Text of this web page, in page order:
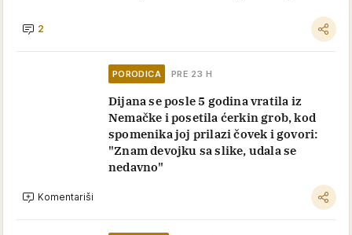
2
PORODICA PRE 23 H
Dijana se posle 5 godina vratila iz
Nemačke i posetila ćerkin grob, kod
spomenika joj prilazi čovek i govori:
"Znam devojku sa slike, udala se
nedavno"
Komentariši